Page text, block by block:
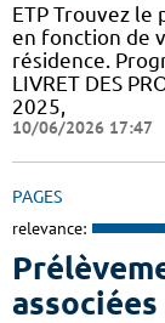
ETP Trouvez le
en fonction de
résidence.
LIVRET DES
2025,
10/06/2026 17:47
PAGES
relevance:
associées